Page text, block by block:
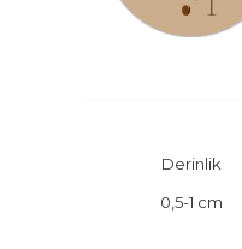
Derinlik
0,5-1 cm